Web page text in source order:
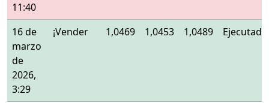
11:40
16 de
marzo
de
2026,
3:29
¡Vender 1,0469 1,0453 1,0489 Ejecutado